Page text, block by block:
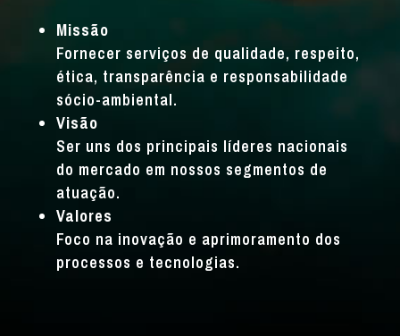
Missão
Fornecer serviços de qualidade, respeito,
ética, transparência e responsabilidade
sócio-ambiental.
Visão
Ser uns dos principais líderes nacionais
do mercado em nossos segmentos de
atuação.
Valores
Foco na inovação e aprimoramento dos
processos e tecnologias.